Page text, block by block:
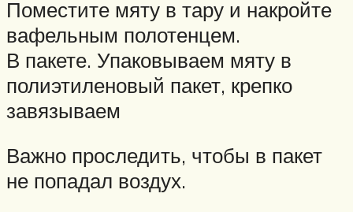
Поместите мяту в тару и накройте
вафельным полотенцем.
В пакете. Упаковываем мяту в
полиэтиленовый пакет, крепко
завязываем
Важно проследить, чтобы в пакет
не попадал воздух.